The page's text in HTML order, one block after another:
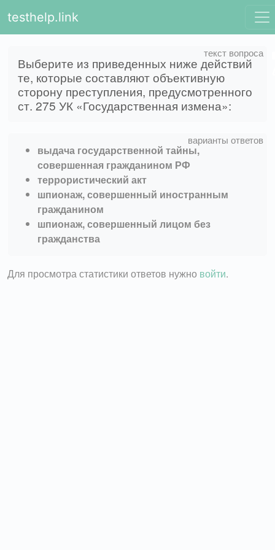
testhelp.link
Выберите из приведенных ниже действий
те, которые составляют объективную
сторону преступления, предусмотренного
ст. 275 УК «Государственная измена»:
выдача государственной тайны,
совершенная гражданином РФ
террористический акт
шпионаж, совершенный иностранным
гражданином
шпионаж, совершенный лицом без
гражданства
Для просмотра статистики ответов нужно войти.